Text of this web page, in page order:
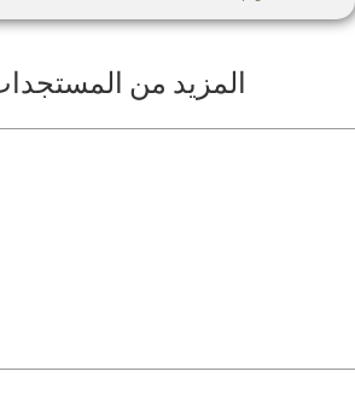
المزيد من المستجدات